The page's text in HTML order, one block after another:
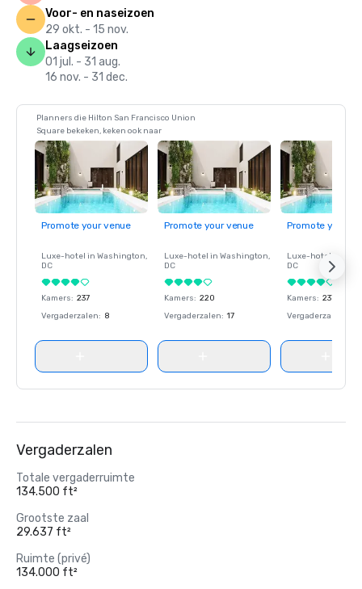
Voor- en naseizoen
29 okt. - 15 nov.
Laagseizoen
01 jul. - 31 aug.
16 nov. - 31 dec.
Planners die Hilton San Francisco Union
Square bekeken, keken ook naar
Promote your venue
Luxe-hotel in Washington,
DC
Kamers: 237
Vergaderzalen: 8
Promote your venue
Luxe-hotel in Washington,
DC
Kamers: 220
Vergaderzalen: 17
Promote your
Luxe-hotel in
DC
Kamers: 237
Vergaderzalen
Vergaderzalen
Totale vergaderruimte
134.500 ft²
Grootste zaal
29.637 ft²
Ruimte (privé)
134.000 ft²